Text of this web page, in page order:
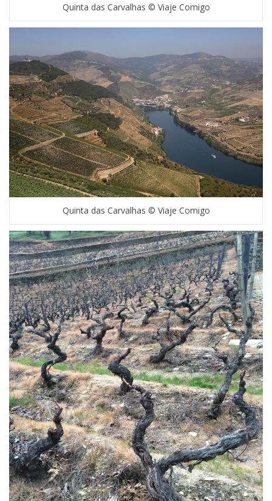
Quinta das Carvalhas © Viaje Comigo
Quinta das Carvalhas © Viaje Comigo